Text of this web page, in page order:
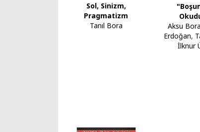
Sol, Sinizm,
Pragmatizm
Tanıl Bora
Aksu Bora
Erdoğan,
İlknur